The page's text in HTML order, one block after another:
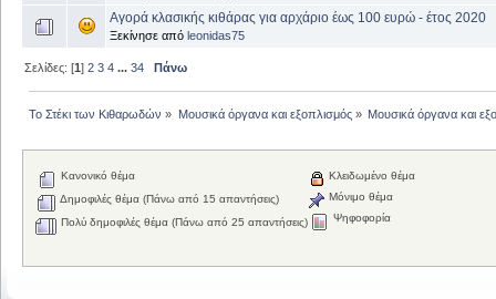
Αγορά κλασικής κιθάρας για αρχάριο έως 100 ευρώ - έτος 2020
Ξεκίνησε από leonidas75
Σελίδες: [1]2 3 4 ...34 Πάνω
Το Στέκι των Κιθαρωδών » Μουσικά όργανα και εξοπλισμός» Μουσικά όργανα και
Κανονικό θέμα
Δημοφιλές θέμα (Πάνω από 15 απαντήσεις)
Πολύ δημοφιλές θέμα (Πάνω από 25 απαντήσεις)
Κλειδωμένο θέμα
Μόνιμο θέμα
Ψηφοφορία